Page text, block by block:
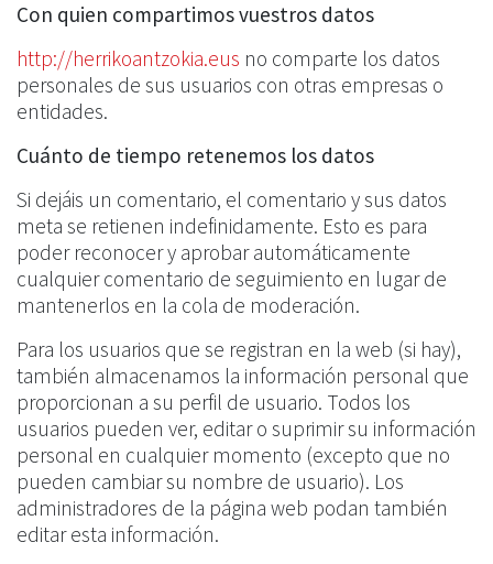
Con quien compartimos vuestros datos
http://herrikoantzokia.eus no comparte los datos
personales de sus usuarios con otras empresas o
entidades.
Cuánto de tiempo retenemos los datos
Si dejáis un comentario, el comentario y sus datos
meta se retienen indefinidamente. Esto es para
poder reconocer y aprobar automáticamente
cualquier comentario de seguimiento en lugar de
mantenerlos en la cola de moderación.
Para los usuarios que se registran en la web (si hay),
también almacenamos la información personal que
proporcionan a su perfil de usuario. Todos los
usuarios pueden ver, editar o suprimir su información
personal en cualquier momento (excepto que no
pueden cambiar su nombre de usuario). Los
administradores de la página web podan también
editar esta información.